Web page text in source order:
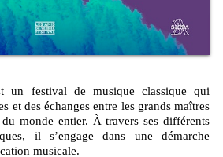
et des échanges entre les grands maîtres
monde entier. À travers ses différents
il s’engage dans une démarche
musicale.